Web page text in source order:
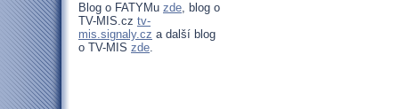
Blog o FATYMu zde, blog o
TV-MIS.cz tv-
mis.signaly.cz a další blog
o TV-MIS zde.